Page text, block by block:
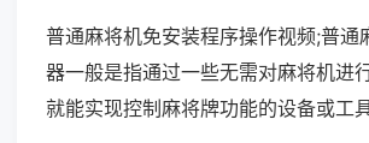
普通麻将机免安装程序操作视频;普通
器一般是指通过一些无需对麻将机进
就能实现控制麻将牌功能的设备或工具